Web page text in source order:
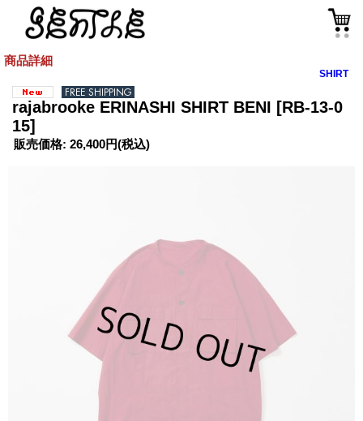
商品詳細
SHIRT
rajabrooke ERINASHI SHIRT BENI [RB-13-0
15]
販売価格: 26,400円(税込)